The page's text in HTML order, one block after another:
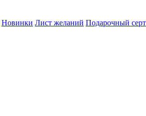
Новинки Лист желаний Подарочный